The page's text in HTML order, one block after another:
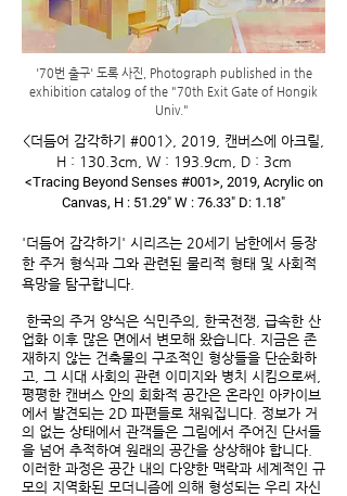
'70번 출구' 도록 사진, Photograph published in the
exhibition catalog of the "70th Exit Gate of Hongik
Univ."
<더듬어 감각하기 #001>, 2019, 캔버스에 아크릴,
H : 130.3cm, W : 193.9cm, D : 3cm
<Tracing Beyond Senses #001>, 2019, Acrylic on
Canvas, H : 51.29" W : 76.33" D: 1.18"
'더듬어 감각하기' 시리즈는 20세기 남한에서 등장
한 주거 형식과 그와 관련된 물리적 형태 및 사회적
욕망을 탐구합니다.
한국의 주거 양식은 식민주의, 한국전쟁, 급속한 산
업화 이후 많은 면에서 변모해 왔습니다. 지금은 존
재하지 않는 건축물의 구조적인 형상들을 단순화하
고, 그 시대 사회의 관련 이미지와 병치 시킴으로써,
평평한 캔버스 안의 회화적 공간은 온라인 아카이브
에서 발견되는 2D 파편들로 채워집니다. 정보가 거
의 없는 상태에서 관객들은 그림에서 주어진 단서들
을 넘어 추적하여 원래의 공간을 상상해야 합니다.
이러한 과정은 공간 내의 다양한 맥락과 세계적인 규
모의 지역화된 모더니즘에 의해 형성되는 우리 자신